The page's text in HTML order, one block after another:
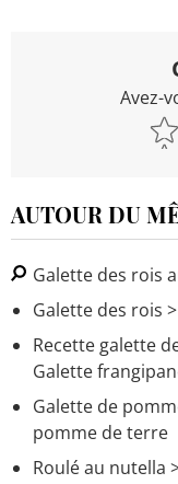
Avez-
AUTOUR DU
Galette des rois
Galette des rois
Recette galette
Galette
Galette de
pomme de terre
Roulé au nutella